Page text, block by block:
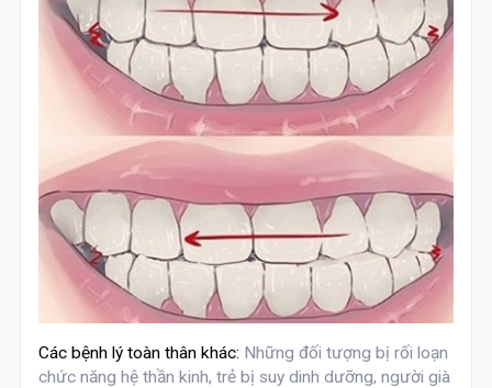
Các bệnh lý toàn thân khác: Những đối tượng bị rối loạn
chức năng hệ thần kinh, trẻ bị suy dinh dưỡng, người già